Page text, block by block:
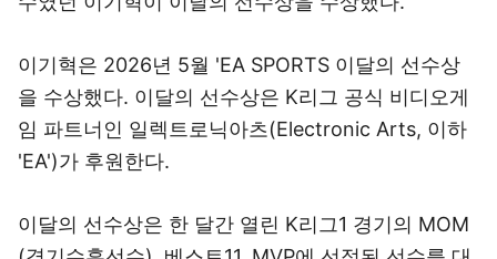
이기혁은 2026년 5월 'EA SPORTS 이달의 선수상
을 수상했다. 이달의 선수상은 K리그 공식 비디오게
임 파트너인 일렉트로닉아츠(Electronic Arts, 이하
'EA')가 후원한다.
이달의 선수상은 한 달간 열린 K리그1 경기의 MOM